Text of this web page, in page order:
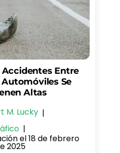
Accidentes Entre
Automóviles Se
Altas
M. Lucky |
|
el 18 de febrero
2025